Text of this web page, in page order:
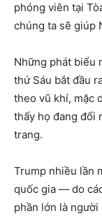
phóng viên tại
chúng ta sẽ giúp
Những phát biểu
thứ Sáu bắt đầu
theo vũ khí, mặc
thấy họ đang đối
trang.
Trump nhiều lần
quốc gia — do
phần lớn là người